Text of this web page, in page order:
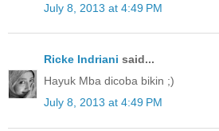
July 8, 2013 at 4:49 PM
Ricke Indriani said...
Hayuk Mba dicoba bikin ;)
July 8, 2013 at 4:49 PM